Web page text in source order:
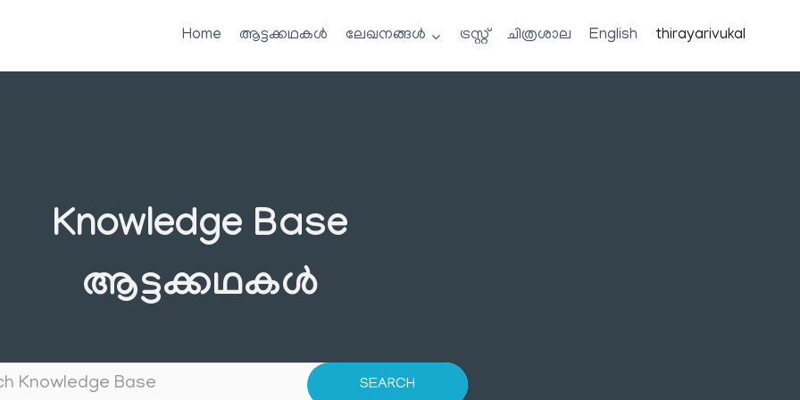
Home ആട്ടക്കഥകൾ ലേഖനങ്ങൾ ട്രസ്റ്റ് ചിത്രശാല English thirayarivukal
Knowledge Base
ആട്ടക്കഥകൾ